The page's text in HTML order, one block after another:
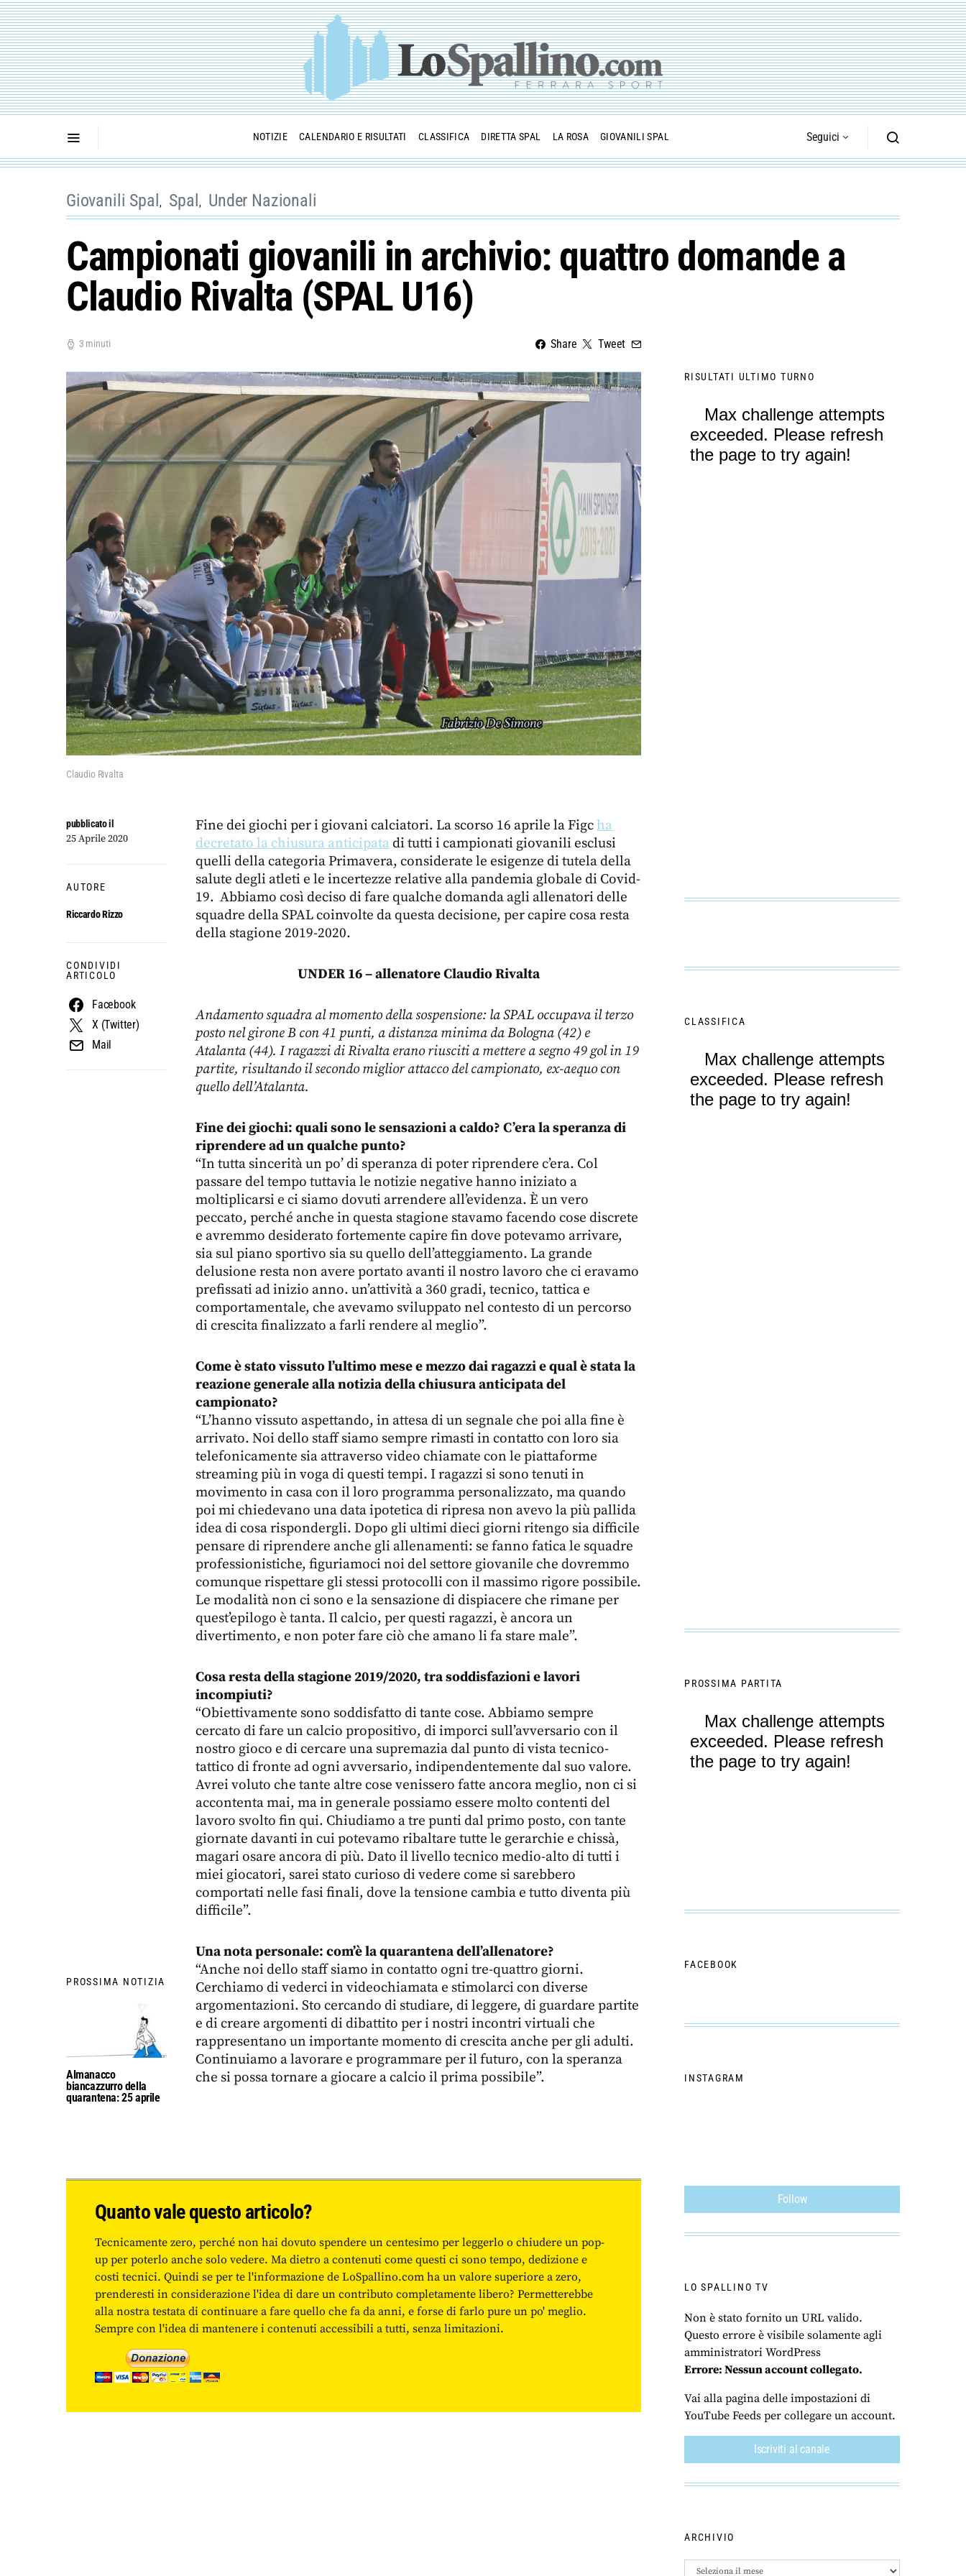
NOTIZIE CALENDARIO E RISULTATI CLASSIFICA DIRETTA SPAL LA ROSA GIOVANILI SPAL Seguici
Giovanili Spal Spal Under Nazionali
Campionati giovanili in archivio: quattro domande a
Claudio Rivalta (SPAL U16)
3 minuti Share Tweet
Claudio Rivalta
PROSSIMA NOTIZIA
Almanacco
biancazzurro della
quarantena: 25 aprile
pubblicato il
25 Aprile 2020
AUTORE
Riccardo Rizzo
CONDIVIDI
ARTICOLO
Facebook
X (Twitter)
Mail
Fine dei giochi per i giovani calciatori. La scorso 16 aprile la Figcha
decretato la chiusura anticipatadi tutti i campionati giovanili esclusi
quelli della categoria Primavera, considerate le esigenze di tutela della
salute degli atleti e le incertezze relative alla pandemia globale di Covid-
19. Abbiamo così deciso di fare qualche domanda agli allenatori delle
squadre della SPAL coinvolte da questa decisione, per capire cosa resta
della stagione 2019-2020.
UNDER 16 – allenatore Claudio Rivalta
Andamento squadra al momento della sospensione: la SPAL occupava il terzo
posto nel girone B con 41 punti, a distanza minima da Bologna (42) e
Atalanta (44). I ragazzi di Rivalta erano riusciti a mettere a segno 49 gol in 19
partite, risultando il secondo miglior attacco del campionato, ex-aequo con
quello dell’Atalanta.
Fine dei giochi: quali sono le sensazioni a caldo? C’era la speranza di
riprendere ad un qualche punto?
“In tutta sincerità un po’ di speranza di poter riprendere c’era. Col
passare del tempo tuttavia le notizie negative hanno iniziato a
moltiplicarsi e ci siamo dovuti arrendere all’evidenza. È un vero
peccato, perché anche in questa stagione stavamo facendo cose discrete
e avremmo desiderato fortemente capire fin dove potevamo arrivare,
sia sul piano sportivo sia su quello dell’atteggiamento. La grande
delusione resta non avere portato avanti il nostro lavoro che ci eravamo
prefissati ad inizio anno. un’attività a 360 gradi, tecnico, tattica e
comportamentale, che avevamo sviluppato nel contesto di un percorso
di crescita finalizzato a farli rendere al meglio”.
Come è stato vissuto l’ultimo mese e mezzo dai ragazzi e qual è stata la
reazione generale alla notizia della chiusura anticipata del
campionato?
“L’hanno vissuto aspettando, in attesa di un segnale che poi alla fine è
arrivato. Noi dello staff siamo sempre rimasti in contatto con loro sia
telefonicamente sia attraverso video chiamate con le piattaforme
streaming più in voga di questi tempi. I ragazzi si sono tenuti in
movimento in casa con il loro programma personalizzato, ma quando
poi mi chiedevano una data ipotetica di ripresa non avevo la più pallida
idea di cosa rispondergli. Dopo gli ultimi dieci giorni ritengo sia difficile
pensare di riprendere anche gli allenamenti: se fanno fatica le squadre
professionistiche, figuriamoci noi del settore giovanile che dovremmo
comunque rispettare gli stessi protocolli con il massimo rigore possibile.
Le modalità non ci sono e la sensazione di dispiacere che rimane per
quest’epilogo è tanta. Il calcio, per questi ragazzi, è ancora un
divertimento, e non poter fare ciò che amano li fa stare male”.
Cosa resta della stagione 2019/2020, tra soddisfazioni e lavori
incompiuti?
“Obiettivamente sono soddisfatto di tante cose. Abbiamo sempre
cercato di fare un calcio propositivo, di imporci sull’avversario con il
nostro gioco e di cercare una supremazia dal punto di vista tecnico-
tattico di fronte ad ogni avversario, indipendentemente dal suo valore.
Avrei voluto che tante altre cose venissero fatte ancora meglio, non ci si
accontenta mai, ma in generale possiamo essere molto contenti del
lavoro svolto fin qui. Chiudiamo a tre punti dal primo posto, con tante
giornate davanti in cui potevamo ribaltare tutte le gerarchie e chissà,
magari osare ancora di più. Dato il livello tecnico medio-alto di tutti i
miei giocatori, sarei stato curioso di vedere come si sarebbero
comportati nelle fasi finali, dove la tensione cambia e tutto diventa più
difficile”.
Una nota personale: com’è la quarantena dell’allenatore?
“Anche noi dello staff siamo in contatto ogni tre-quattro giorni.
Cerchiamo di vederci in videochiamata e stimolarci con diverse
argomentazioni. Sto cercando di studiare, di leggere, di guardare partite
e di creare argomenti di dibattito per i nostri incontri virtuali che
rappresentano un importante momento di crescita anche per gli adulti.
Continuiamo a lavorare e programmare per il futuro, con la speranza
che si possa tornare a giocare a calcio il prima possibile”.
Quanto vale questo articolo?
Tecnicamente zero, perché non hai dovuto spendere un centesimo per leggerlo o chiudere un pop-
up per poterlo anche solo vedere. Ma dietro a contenuti come questi ci sono tempo, dedizione e
costi tecnici. Quindi se per te l'informazione de LoSpallino.com ha un valore superiore a zero,
prenderesti in considerazione l'idea di dare un contributo completamente libero? Permetterebbe
alla nostra testata di continuare a fare quello che fa da anni, e forse di farlo pure un po' meglio.
Sempre con l'idea di mantenere i contenuti accessibili a tutti, senza limitazioni.
RISULTATI ULTIMO TURNO
CLASSIFICA
PROSSIMA PARTITA
FACEBOOK
INSTAGRAM
Follow
LO SPALLINO TV
Non è stato fornito un URL valido.
Questo errore è visibile solamente agli
amministratori WordPress
Errore: Nessun account collegato.
Vai alla pagina delle impostazioni di
YouTube Feeds per collegare un account.
Iscriviti al canale
ARCHIVIO
Archivio